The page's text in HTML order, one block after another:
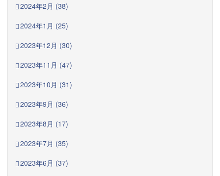
2024年2月 (38)
2024年1月 (25)
2023年12月 (30)
2023年11月 (47)
2023年10月 (31)
2023年9月 (36)
2023年8月 (17)
2023年7月 (35)
2023年6月 (37)